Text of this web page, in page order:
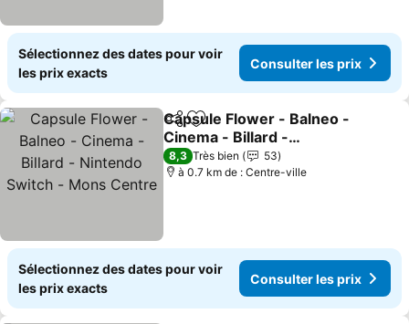
Sélectionnez des dates pour voir
les prix exacts
Consulter les prix
PartagerAjouter à mes favoris
Capsule Flower - Balneo -
Cinema - Billard -
Nintendo Switch - Mons
Centre
Consulter les prix
8,3 Très bien
53
à 0.7 km de : Centre-ville
Sélectionnez des dates pour voir
les prix exacts
Consulter les prix